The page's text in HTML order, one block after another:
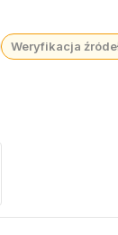
Weryfikacja